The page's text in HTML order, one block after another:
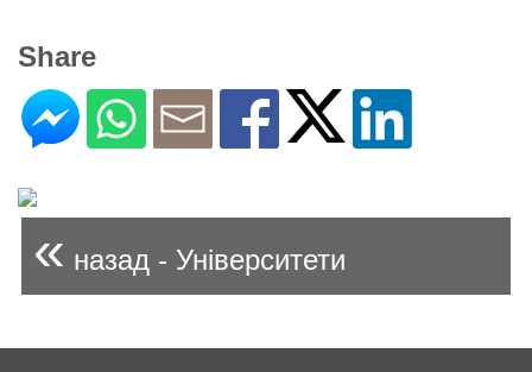
Share
« назад - Університети